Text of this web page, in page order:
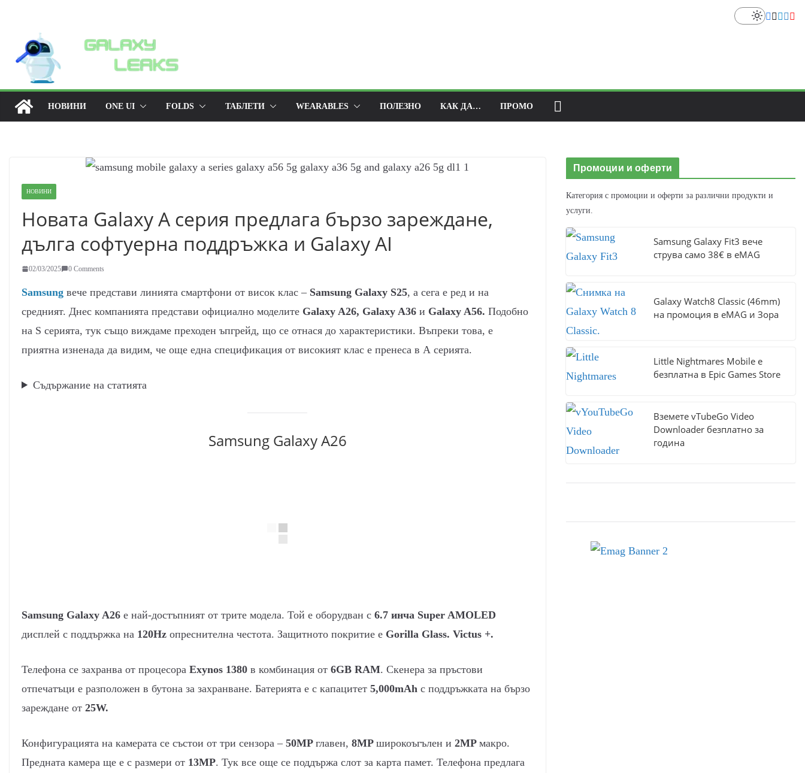
content
НОВИНИ ONE UI FOLDS ТАБЛЕТИ WEARABLES ПОЛЕЗНО КАК ДА… ПРОМО
НОВИНИ
Новата Galaxy A серия предлага бързо зареждане,
дълга софтуерна поддръжка и Galaxy AI
02/03/2025 0 Comments
Samsung вече представи линията смартфони от висок клас – Samsung Galaxy S25, а сега е ред и на
средният. Днес компанията представи официално моделите Galaxy A26, Galaxy A36 и Galaxy A56. Подобно
на S серията, тук също виждаме преходен ъпгрейд, що се отнася до характеристики. Въпреки това, е
приятна изненада да видим, че още една спецификация от високият клас е пренеса в А серията.
Съдържание на статията
Samsung Galaxy A26
Samsung Galaxy A26 е най-достъпният от трите модела. Той е оборудван с 6.7 инча Super AMOLED
дисплей с поддържка на 120Hz опреснителна честота. Защитното покритие е Gorilla Glass. Victus +.
Телефона се захранва от процесора Exynos 1380 в комбинация от 6GB RAM. Скенера за пръстови
отпечатъци е разположен в бутона за захранване. Батерията е с капацитет 5,000mAh с поддръжката на бързо
зареждане от 25W.
Конфигурацията на камерата се състои от три сензора – 50MP главен, 8MP широкоъгълен и 2MP макро.
Предната камера ще е с размери от 13MP. Тук все още се поддържа слот за карта памет. Телефона предлага
Промоции и оферти
Категория с промоции и оферти за различни продукти и
услуги.
Samsung Galaxy Fit3 вече
струва само 38€ в eMAG
Galaxy Watch8 Classic (46mm)
на промоция в eMAG и Зора
Little Nightmares Mobile е
безплатна в Epic Games Store
Вземете vTubeGo Video
Downloader безплатно за
година